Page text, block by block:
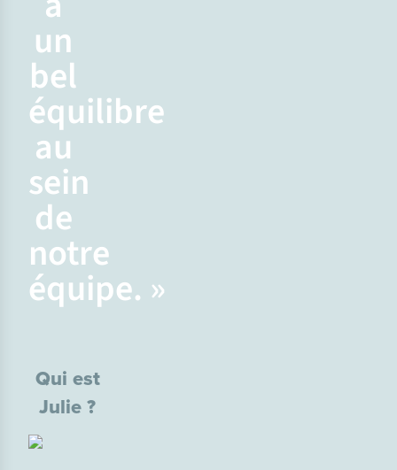
un
bel
équilibre
au
sein
de
notre
équipe. »
Qui est
Julie ?